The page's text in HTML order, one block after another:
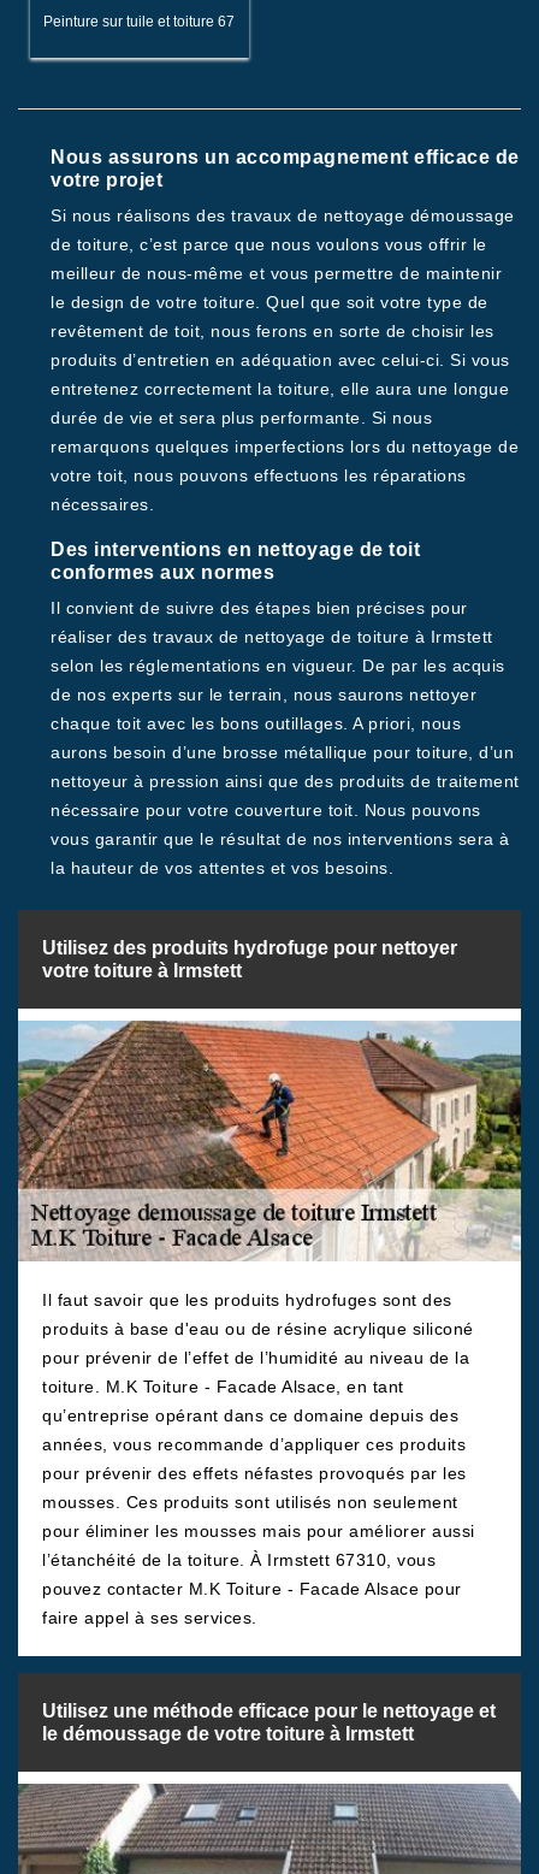
Peinture sur tuile et toiture 67
Nous assurons un accompagnement efficace de
votre projet
Si nous réalisons des travaux de nettoyage démoussage
de toiture, c’est parce que nous voulons vous offrir le
meilleur de nous-même et vous permettre de maintenir
le design de votre toiture. Quel que soit votre type de
revêtement de toit, nous ferons en sorte de choisir les
produits d’entretien en adéquation avec celui-ci. Si vous
entretenez correctement la toiture, elle aura une longue
durée de vie et sera plus performante. Si nous
remarquons quelques imperfections lors du nettoyage de
votre toit, nous pouvons effectuons les réparations
nécessaires.
Des interventions en nettoyage de toit
conformes aux normes
Il convient de suivre des étapes bien précises pour
réaliser des travaux de nettoyage de toiture à Irmstett
selon les réglementations en vigueur. De par les acquis
de nos experts sur le terrain, nous saurons nettoyer
chaque toit avec les bons outillages. A priori, nous
aurons besoin d’une brosse métallique pour toiture, d’un
nettoyeur à pression ainsi que des produits de traitement
nécessaire pour votre couverture toit. Nous pouvons
vous garantir que le résultat de nos interventions sera à
la hauteur de vos attentes et vos besoins.
Utilisez des produits hydrofuge pour nettoyer
votre toiture à Irmstett
Il faut savoir que les produits hydrofuges sont des
produits à base d'eau ou de résine acrylique siliconé
pour prévenir de l’effet de l’humidité au niveau de la
toiture. M.K Toiture - Facade Alsace, en tant
qu’entreprise opérant dans ce domaine depuis des
années, vous recommande d’appliquer ces produits
pour prévenir des effets néfastes provoqués par les
mousses. Ces produits sont utilisés non seulement
pour éliminer les mousses mais pour améliorer aussi
l’étanchéité de la toiture. À Irmstett 67310, vous
pouvez contacter M.K Toiture - Facade Alsace pour
faire appel à ses services.
Utilisez une méthode efficace pour le nettoyage et
le démoussage de votre toiture à Irmstett